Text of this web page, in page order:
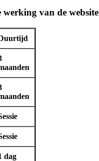
van de website
dag